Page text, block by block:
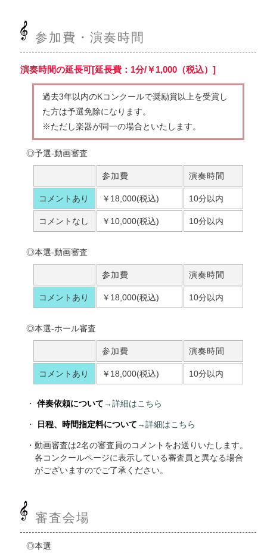
参加費・演奏時間
演奏時間の延長可[延長費：1分/￥1,000（税込）]
過去3年以内のKコンクールで奨励賞以上を受賞し
た方は予選免除になります。
※ただし楽器が同一の場合といたします。
◎予選-動画審査
参加費 演奏時間
コメントあり ￥18,000(税込) 10分以内
コメントなし ￥10,000(税込) 10分以内
◎本選-動画審査
参加費 演奏時間
コメントあり ￥18,000(税込) 10分以内
◎本選-ホール審査
参加費 演奏時間
コメントあり ￥18,000(税込) 10分以内
伴奏依頼について→詳細はこちら
日程、時間指定料について→詳細はこちら
動画審査は2名の審査員のコメントをお送りいたします。
各コンクールページに表示している審査員と異なる場合
がございますのでご了承ください。
審査会場
◎本選